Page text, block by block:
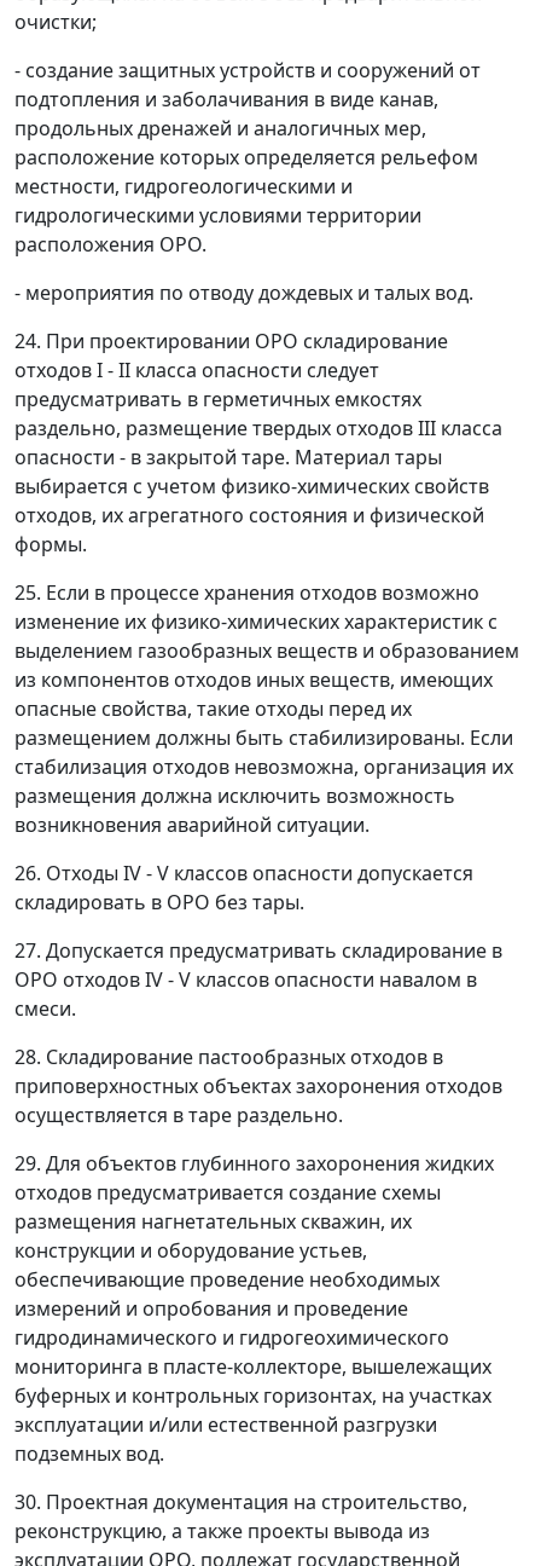
очистки;
- создание защитных устройств и сооружений от
подтопления и заболачивания в виде канав,
продольных дренажей и аналогичных мер,
расположение которых определяется рельефом
местности, гидрогеологическими и
гидрологическими условиями территории
расположения ОРО.
- мероприятия по отводу дождевых и талых вод.
24. При проектировании ОРО складирование
отходов I - II класса опасности следует
предусматривать в герметичных емкостях
раздельно, размещение твердых отходов III класса
опасности - в закрытой таре. Материал тары
выбирается с учетом физико-химических свойств
отходов, их агрегатного состояния и физической
формы.
25. Если в процессе хранения отходов возможно
изменение их физико-химических характеристик с
выделением газообразных веществ и образованием
из компонентов отходов иных веществ, имеющих
опасные свойства, такие отходы перед их
размещением должны быть стабилизированы. Если
стабилизация отходов невозможна, организация их
размещения должна исключить возможность
возникновения аварийной ситуации.
26. Отходы IV - V классов опасности допускается
складировать в ОРО без тары.
27. Допускается предусматривать складирование в
ОРО отходов IV - V классов опасности навалом в
смеси.
28. Складирование пастообразных отходов в
приповерхностных объектах захоронения отходов
осуществляется в таре раздельно.
29. Для объектов глубинного захоронения жидких
отходов предусматривается создание схемы
размещения нагнетательных скважин, их
конструкции и оборудование устьев,
обеспечивающие проведение необходимых
измерений и опробования и проведение
гидродинамического и гидрогеохимического
мониторинга в пласте-коллекторе, вышележащих
буферных и контрольных горизонтах, на участках
эксплуатации и/или естественной разгрузки
подземных вод.
30. Проектная документация на строительство,
реконструкцию, а также проекты вывода из
эксплуатации ОРО, подлежат государственной